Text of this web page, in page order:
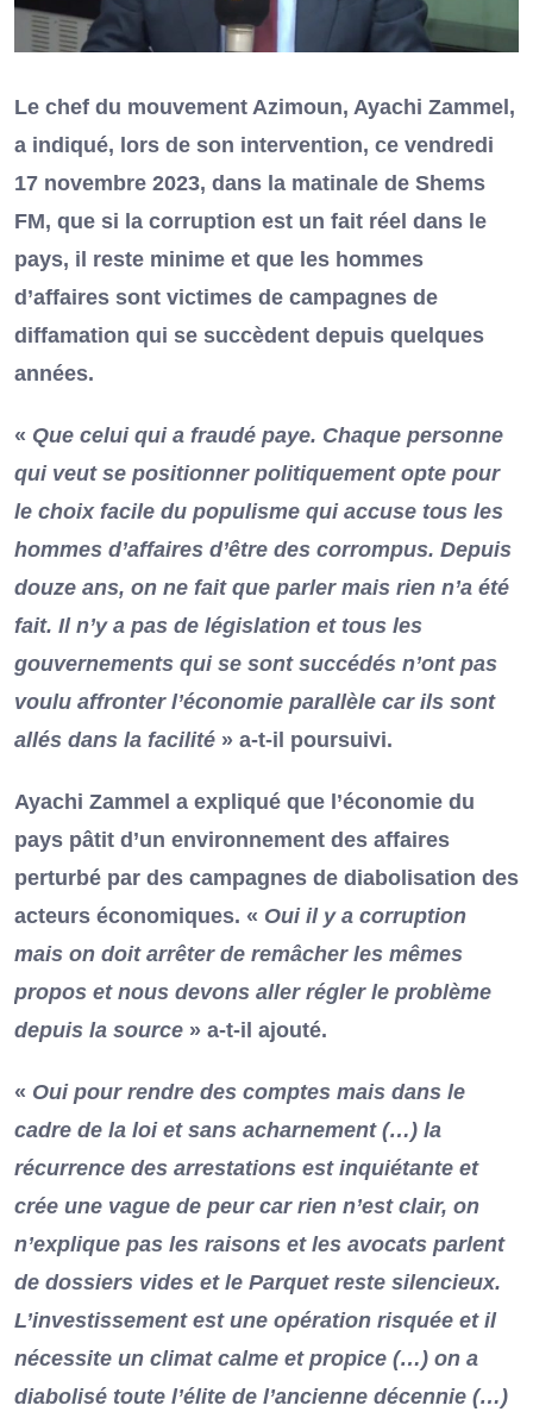
Le chef du mouvement Azimoun, Ayachi Zammel,
a indiqué, lors de son intervention, ce vendredi
17 novembre 2023, dans la matinale de Shems
FM, que si la corruption est un fait réel dans le
pays, il reste minime et que les hommes
d’affaires sont victimes de campagnes de
diffamation qui se succèdent depuis quelques
années.
« Que celui qui a fraudé paye. Chaque personne
qui veut se positionner politiquement opte pour
le choix facile du populisme qui accuse tous les
hommes d’affaires d’être des corrompus. Depuis
douze ans, on ne fait que parler mais rien n’a été
fait. Il n’y a pas de législation et tous les
gouvernements qui se sont succédés n’ont pas
voulu affronter l’économie parallèle car ils sont
allés dans la facilité » a-t-il poursuivi.
Ayachi Zammel a expliqué que l’économie du
pays pâtit d’un environnement des affaires
perturbé par des campagnes de diabolisation des
acteurs économiques. « Oui il y a corruption
mais on doit arrêter de remâcher les mêmes
propos et nous devons aller régler le problème
depuis la source » a-t-il ajouté.
« Oui pour rendre des comptes mais dans le
cadre de la loi et sans acharnement (…) la
récurrence des arrestations est inquiétante et
crée une vague de peur car rien n’est clair, on
n’explique pas les raisons et les avocats parlent
de dossiers vides et le Parquet reste silencieux.
L’investissement est une opération risquée et il
nécessite un climat calme et propice (…) on a
diabolisé toute l’élite de l’ancienne décennie (…)